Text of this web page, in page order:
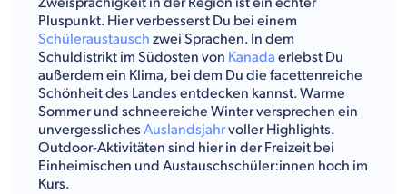
Pluspunkt. Hier verbesserst Du bei einem
Schüleraustausch zwei Sprachen. In dem
Schuldistrikt im Südosten von Kanada erlebst Du
außerdem ein Klima, bei dem Du die facettenreiche
Schönheit des Landes entdecken kannst. Warme
Sommer und schneereiche Winter versprechen ein
unvergessliches Auslandsjahrvoller Highlights.
Outdoor-Aktivitäten sind hier in der Freizeit bei
Einheimischen und Austauschschüler:innen hoch im
Kurs.